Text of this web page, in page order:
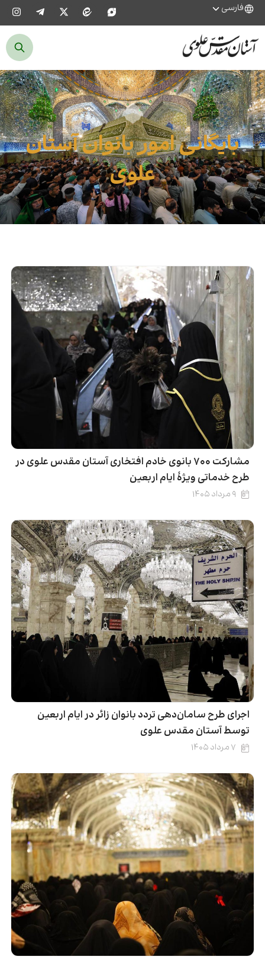
فارسی
بایگانی امور بانوان آستان
علوی
مشارکت ۷۰۰ بانوی خادم افتخاری آستان مقدس علوی در
طرح خدماتی ویژۀ ایام اربعین
۹ مرداد ۱۴۰۵
اجرای طرح سامان‌دهی تردد بانوان زائر در ایام اربعین
توسط آستان مقدس علوی
۷ مرداد ۱۴۰۵